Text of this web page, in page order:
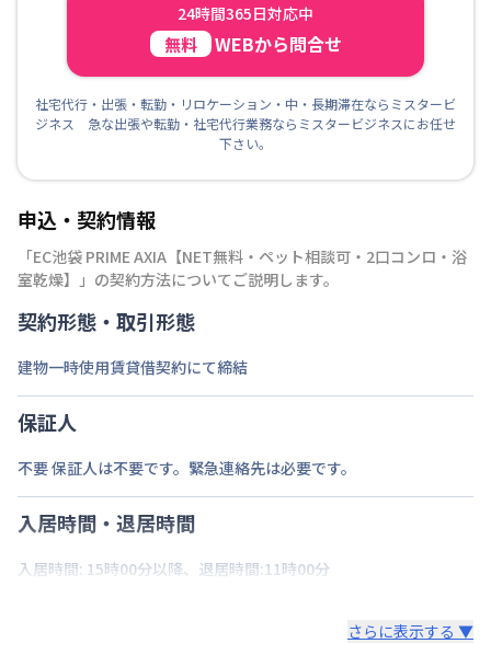
24時間365日対応中
無料 WEBから問合せ
社宅代行・出張・転勤・リロケーション・中・長期滞在ならミスタービ
ジネス 急な出張や転勤・社宅代行業務ならミスタービジネスにお任せ
下さい。
申込・契約情報
「EC池袋 PRIME AXIA【NET無料・ペット相談可・2口コンロ・浴
室乾燥】
」の契約方法についてご説明します。
契約形態・取引形態
建物一時使用賃貸借契約にて締結
保証人
不要 保証人は不要です。緊急連絡先は必要です。
入居時間・退居時間
入居時間: 15時00分以降、退居時間:11時00分
さらに表示する ▼